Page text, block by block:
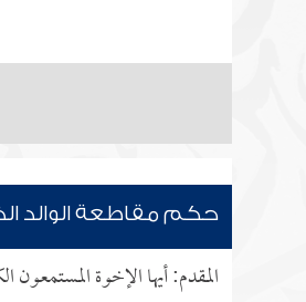
حكم مقاطعة الوالد
المقدم: أيها الإخوة